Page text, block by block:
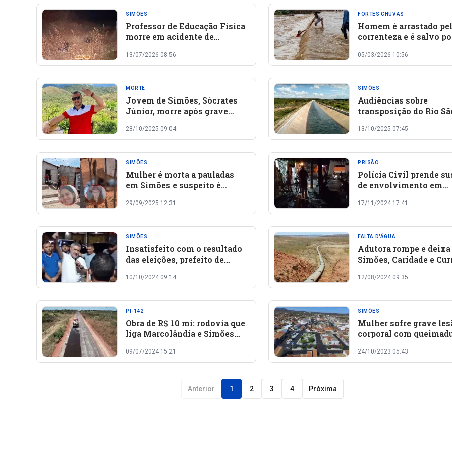
SIMÕES
Professor de Educação Física
morre em acidente de
Simões
13/07/2026 08:56
FORTES CHUVAS
Homem é arrastado
correnteza e é salvo
05/03/2026 10:56
MORTE
Jovem de Simões, Sócrates
Júnior, morre após grave
motocross em Picos
28/10/2025 09:04
SIMÕES
Audiências sobre
transposição do Rio
Simões
13/10/2025 07:45
SIMÕES
Mulher é morta a pauladas
em Simões e suspeito é
Novo
29/09/2025 12:31
PRISÃO
Polícia Civil prende
de envolvimento em
prefeito Humberto
em Pio IX
17/11/2024 17:41
SIMÕES
Insatisfeito com o resultado
das eleições, prefeito de
eleitores adversários irem
embora
10/10/2024 09:14
FALTA D'ÁGUA
Adutora rompe e deixa
Simões, Caridade e
12/08/2024 09:35
PI-142
Obra de R$ 10 mi: rodovia que
liga Marcolândia e Simões
09/07/2024 15:21
SIMÕES
Mulher sofre grave
corporal com
24/10/2023 05:43
Anterior 1 2 3 4 Próxima